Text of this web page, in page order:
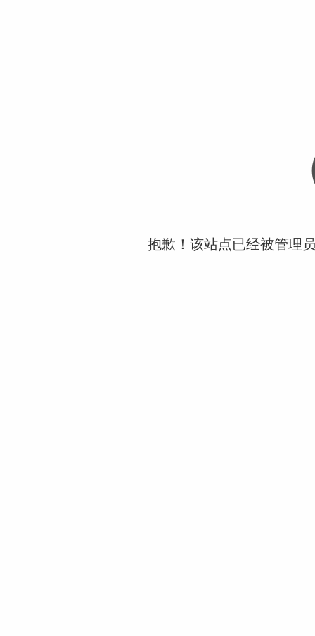
抱歉！该站点已经被管理